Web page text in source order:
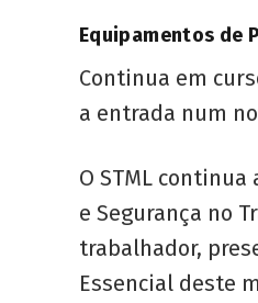
Equipamentos de
Continua em
a entrada num
O STML
e Segurança no
trabalhador,
Essencial deste